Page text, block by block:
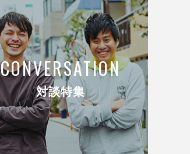
CONVERSATION
対談特集